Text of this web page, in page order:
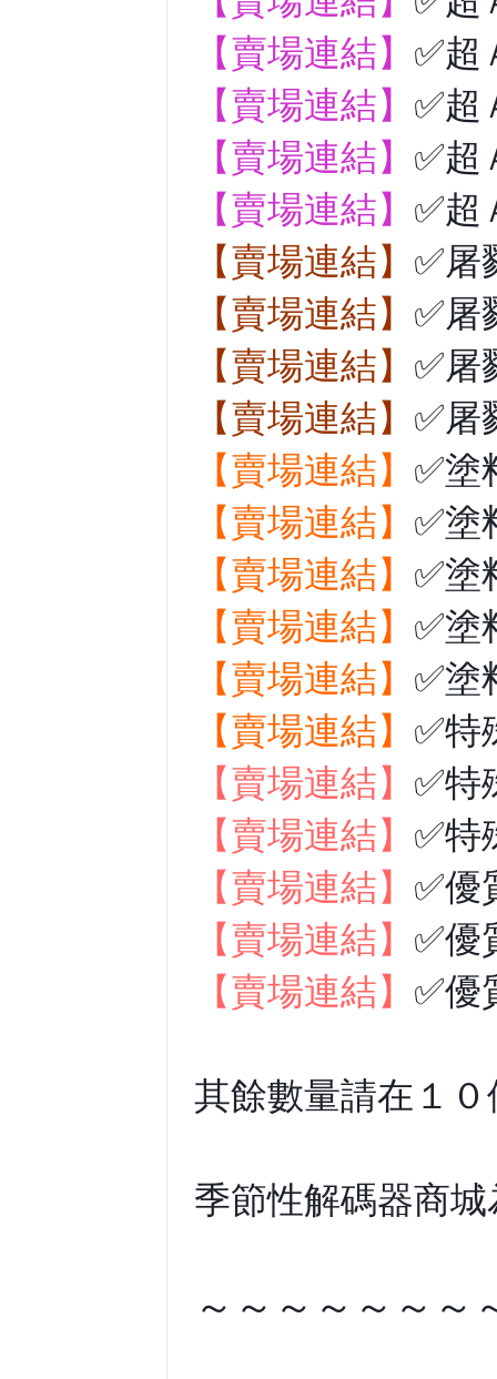
【賣場連結】 ✅
【賣場連結】 ✅
【賣場連結】 ✅
【賣場連結】 ✅
【賣場連結】 ✅屠
【賣場連結】 ✅屠
【賣場連結】 ✅屠
【賣場連結】 ✅屠
【賣場連結】 ✅
【賣場連結】 ✅
【賣場連結】 ✅塗
【賣場連結】 ✅塗
【賣場連結】 ✅塗
【賣場連結】 ✅特
【賣場連結】 ✅特
【賣場連結】 ✅特
【賣場連結】 ✅優
【賣場連結】 ✅優
【賣場連結】 ✅優
其餘數量請在１
季節性解碼器商
～～～～～～～